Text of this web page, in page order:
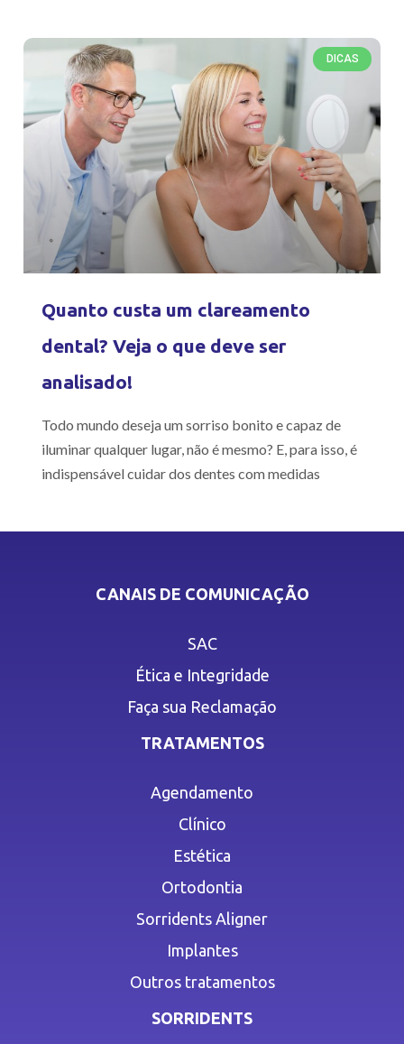
DICAS
Quanto custa um clareamento
dental? Veja o que deve ser
analisado!
Todo mundo deseja um sorriso bonito e capaz de
iluminar qualquer lugar, não é mesmo? E, para isso, é
indispensável cuidar dos dentes com medidas
CANAIS DE COMUNICAÇÃO
SAC
Ética e Integridade
Faça sua Reclamação
TRATAMENTOS
Agendamento
Clínico
Estética
Ortodontia
Sorridents Aligner
Implantes
Outros tratamentos
SORRIDENTS